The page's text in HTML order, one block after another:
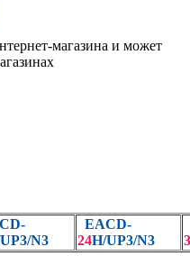
магазина и может
/N3
EACD-
24H/UP3/N3